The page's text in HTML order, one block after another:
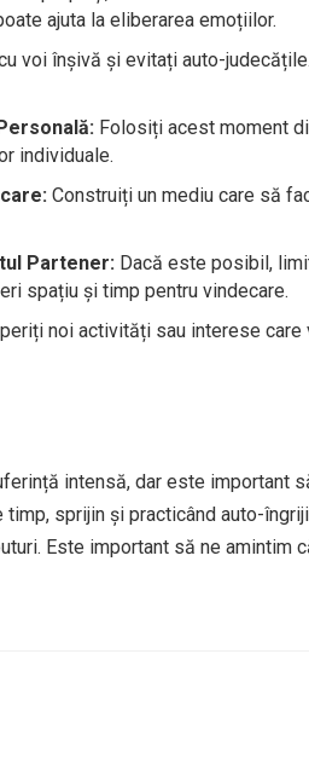
ajuta la eliberarea emoțiilor.
voi înșivă și evitați auto-
Folosiți acest moment
individuale.
Construiți un mediu care să
Partener: Dacă este posibil,
spațiu și timp pentru vindecare.
noi activități sau interese
intensă, dar este important
timp, sprijin și practicând auto-
Este important să ne amintim